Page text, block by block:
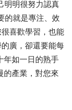
明明很努力認真
的就是專注、效
喜歡學習，也能
廣，卻還要能每
年如一日的熟手
的產業，對您來